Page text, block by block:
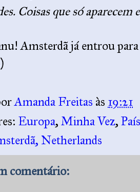
Coisas que só
Amsterdã já entrou
Amanda Freitas às 19:21
Europa, Minha Vez,
Netherlands
comentário: